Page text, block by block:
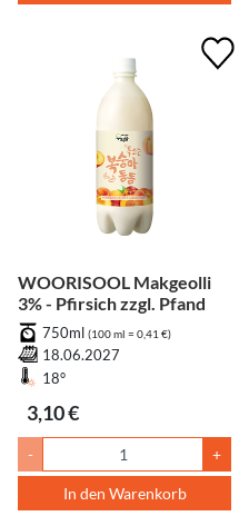
WOORISOOL Makgeolli
3% - Pfirsich zzgl. Pfand
750ml (100 ml = 0,41 €)
18.06.2027
18°
3,10 €
- +
In den Warenkorb